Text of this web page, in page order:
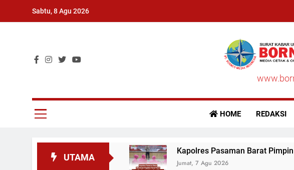
Sabtu, 8 Agu 2026
HOME REDAKSI
UTAMA
Kapolres Pasaman Barat
Jumat, 7 Agu 2026